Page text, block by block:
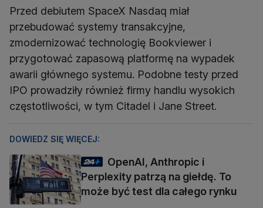
Przed debiutem SpaceX Nasdaq miał
przebudować systemy transakcyjne,
zmodernizować technologię Bookviewer i
przygotować zapasową platformę na wypadek
awarii głównego systemu. Podobne testy przed
IPO prowadziły również firmy handlu wysokich
częstotliwości, w tym Citadel i Jane Street.
DOWIEDZ SIĘ WIĘCEJ:
OpenAI, Anthropic i
Perplexity patrzą na giełdę. To
może być test dla całego rynku